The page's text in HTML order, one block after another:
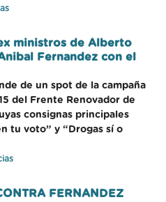
ministros de Alberto
Fernandez con el
de un spot de la campaña
del Frente Renovador de
consignas principales
tu voto” y “Drogas sí o
FERNANDEZ